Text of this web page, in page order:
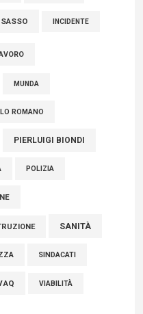
INCIDENTE
MUNDA
ROMANO
PIERLUIGI BIONDI
POLIZIA
SANITÀ
SINDACATI
VIABILITÀ